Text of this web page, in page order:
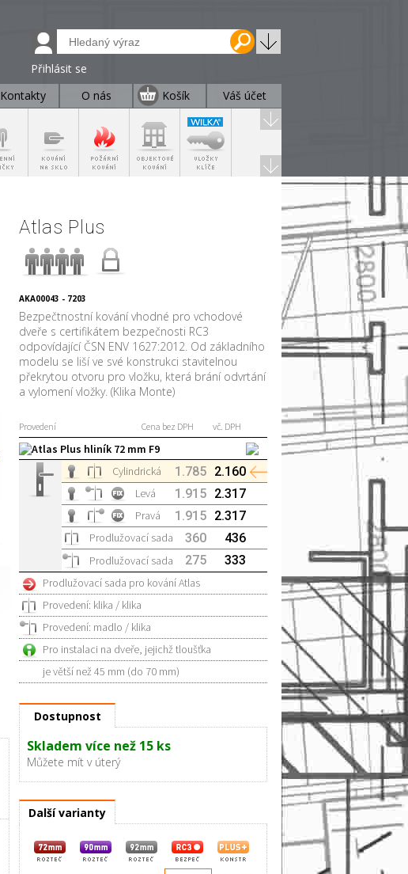
Přihlásit se
Kontakty O nás Košík Váš účet
Atlas Plus
AKA00043 - 7203
Bezpečtnostní kování vhodné pro vchodové
dveře s certifikátem bezpečnosti RC3
odpovídající ČSN ENV 1627:2012. Od základního
modelu se liší ve své konstrukci stavitelnou
překrytou otvoru pro vložku, která brání odvrtání
a vylomení vložky. (Klika Monte)
Provedení Cena bez DPH vč. DPH
Atlas Plus hliník 72 mm F9
Cylindrická
1.785 2.160
Levá 1.915 2.317
Pravá 1.915 2.317
Prodlužovací sada 360 436
Prodlužovací sada 275 333
Prodlužovací sada pro kování Atlas
Provedení: klika / klika
Provedení: madlo / klika
Pro instalaci na dveře, jejichž tloušťka
je větší než 45 mm (do 70 mm)
Dostupnost
Skladem více než 15 ks
Můžete mít v úterý
Další varianty